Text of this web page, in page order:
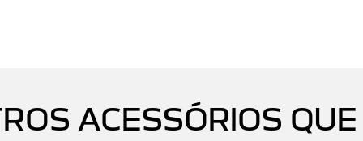
ACESSÓRIOS